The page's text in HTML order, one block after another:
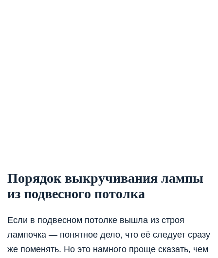
Порядок выкручивания лампы
из подвесного потолка
Если в подвесном потолке вышла из строя
лампочка — понятное дело, что её следует сразу
же поменять. Но это намного проще сказать, чем